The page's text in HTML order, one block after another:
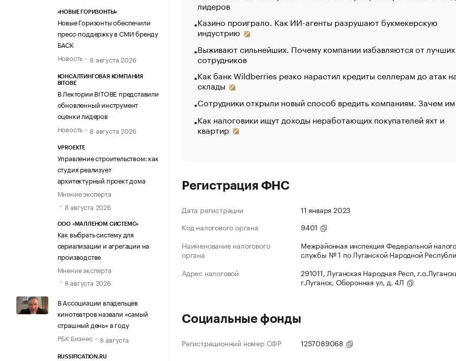
«НОВЫЕ ГОРИЗОНТЫ»
Новые Горизонты обеспечили
пресс-поддержку в СМИ бренду
БАСК
Новость
8 августа 2026
КОНСАЛТИНГОВАЯ КОМПАНИЯ
BITOBE
В Лектории BITOBE представили
обновленный инструмент
оценки лидеров
Новость
8 августа 2026
VPROEKTE
Управление строительством: как
студия реализует
архитектурный проект дома
Мнение эксперта
8 августа 2026
ООО «МАЛЛЕНОМ СИСТЕМС»
Как выбрать систему для
сериализации и агрегации на
производстве
Мнение эксперта
8 августа 2026
В Ассоциации владельцев
кинотеатров назвали «самый
страшный день» в году
РБК Бизнес
8 августа
RUSSIFICATION.RU
лидеров
Казино проиграло. Как ИИ-агенты разрушают букмекерскую
индустрию
Выживают сильнейших. Почему компании избавляются от лучших
сотрудников
Как банк Wildberries резко нарастил кредиты селлерам до атак
склады
Сотрудники открыли новый способ вредить компаниям. Зачем
Как налоговики ищут доходы неработающих покупателей яхт и
квартир
Регистрация ФНС
Дата регистрации
11 января 2023
Код налогового органа
9401
Наименование налогового
органа
Межрайонная инспекция Федеральной
службы № 1 по Луганской Народной
Адрес налоговой
291011, Луганская Народная Респ,
г.Луганск, Оборонная ул, д. 4Л
Социальные фонды
Регистрационный номер СФР 1257089068